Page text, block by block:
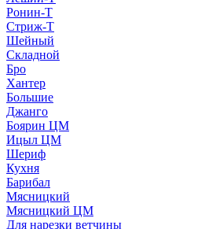
Ронин-Т
Стриж-Т
Шейный
Складной
Бро
Хантер
Большие
Джанго
Боярин ЦМ
Ицыл ЦМ
Шериф
Кухня
Барибал
Мясницкий
Мясницкий ЦМ
Для нарезки ветчины